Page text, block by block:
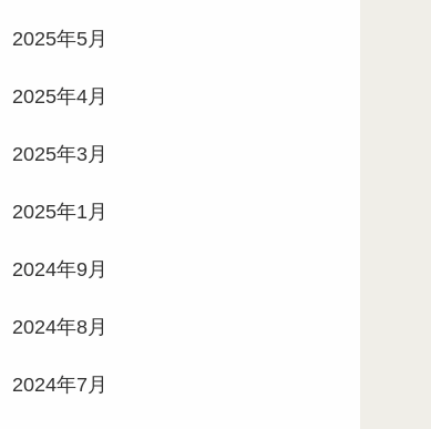
2025年5月
2025年4月
2025年3月
2025年1月
2024年9月
2024年8月
2024年7月